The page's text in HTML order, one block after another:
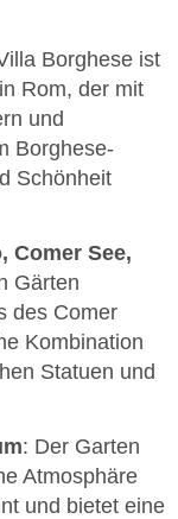
Borghese ist
Rom, der mit
und
Borghese-
Schönheit
Comer See,
Gärten
des Comer
Kombination
Statuen und
: Der Garten
Atmosphäre
und bietet eine